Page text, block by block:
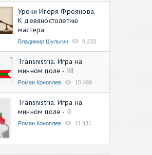
Уроки Игоря Фроянова.
К девяностолетию
мастера
Владимир Шульгин 9 233
Transnistria. Игра на
минном поле - III
Роман Коноплев 10 469
Transnistria. Игра на
минном поле - II
Роман Коноплев 11 431